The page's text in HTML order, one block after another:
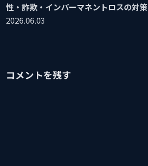
性・詐欺・インパーマネントロスの対策
2026.06.03
コメントを残す